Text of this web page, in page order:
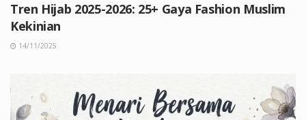
Tren Hijab 2025-2026: 25+ Gaya Fashion Muslim
Kekinian
14/11/2025